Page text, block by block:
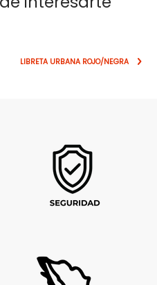
LIBRETA URBANA ROJO/NEGRA